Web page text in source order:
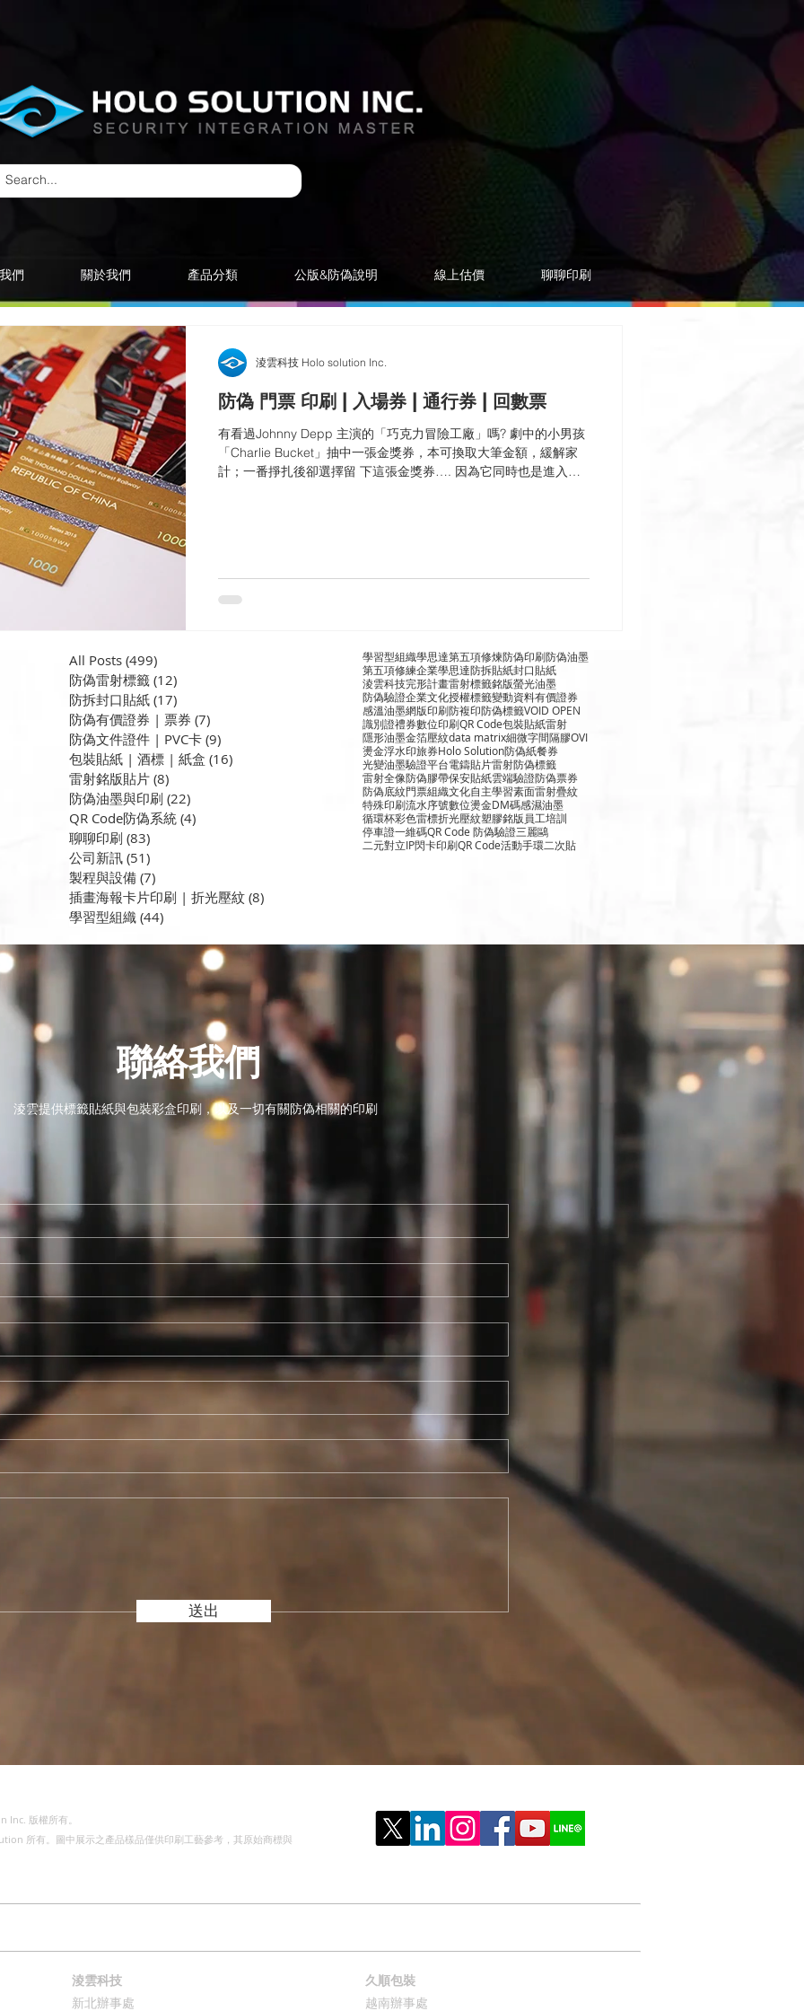
們 關於我們 產品分類 公版&防偽說明 線上估價 聊聊印刷
防偽 門票 印刷 | 入場券 | 通行券 | 回數票
有看過Johnny Depp 主演的「巧克力冒險工廠」嗎? 劇中的小男孩
「Charlie Bucket」抽中一張金獎券，本可換取大筆金額，緩解家
計；一番掙扎後卻選擇留 下這張金獎券…. 因為它同時也是進入巧
淩雲科技 Holo solution Inc.
All Posts (499)
防偽雷射標籤 (12)
​防拆封口貼紙 (17)
防偽有價證券 | 票券 (7)
防偽文件證件 | PVC卡 (9)
包裝貼紙 | 酒標 | 紙盒 (16)
雷射銘版貼片 (8)
防偽油墨與印刷 (22)
QR Code防偽系統 (4)
聊聊印刷 (83)
公司新訊 (51)
製程與設備 (7)
插畫海報卡片印刷 | 折光壓紋 (8)
學習型組織 (44)
學習型組織學思達第五項修煉防偽印刷防偽油墨
第五項修練企業學思達防拆貼紙封口貼紙
淩雲科技完形計畫雷射標籤銘版螢光油墨
防偽驗證企業文化授權標籤變動資料有價證券
感溫油墨網版印刷防複印防偽標籤VOID OPEN
識別證禮券數位印刷QR Code包裝貼紙雷射
隱形油墨金箔壓紋data matrix細微字間隔膠OVI
燙金浮水印旅券Holo Solution防偽紙餐券
光變油墨驗證平台電鑄貼片雷射防偽標籤
雷射全像防偽膠帶保安貼紙雲端驗證防偽票券
防偽底紋門票組織文化自主學習素面雷射疊紋
特殊印刷流水序號數位燙金DM碼感濕油墨
循環杯彩色雷標折光壓紋塑膠銘版員工培訓
停車證一維碼QR Code 防偽驗證三麗鷗
二元對立IP閃卡印刷QR Code活動手環二次貼
聯絡我們
淩雲提供標籤貼紙與包裝彩盒印刷，以及一切有關防偽相關的印刷
送出
Inc. 版權所有。
所有。圖中展示之產品樣品僅供印刷工藝參考，其原始商標與
淩雲科技
新北辦事處
久順包裝
越南辦事處